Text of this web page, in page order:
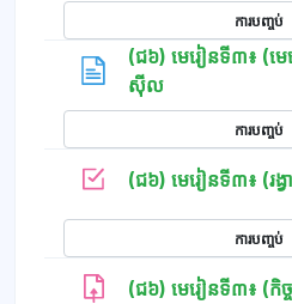
ការបញ្ចប់
(ជ៦) មេរៀនទី៣៖ (ម
ស៊ីលទំព័រ
ការបញ្ចប់
(ជ៦) មេរៀនទី៣៖ (រ
ការបញ្ចប់
(ជ៦) មេរៀនទី៣៖ (កិ